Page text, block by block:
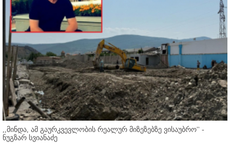
,,მინდა, ამ გაურკვევლობის რეალურ მიზეზებზე ვისაუბრო'' -
ნუგზარ სვიანაძე